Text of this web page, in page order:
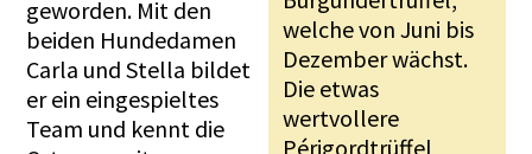
welche von Juni bis
Dezember wächst.
Die etwas
wertvollere
Périgordtrüffel
geworden. Mit den
beiden Hundedamen
Carla und Stella bildet
er ein eingespieltes
Team und kennt die